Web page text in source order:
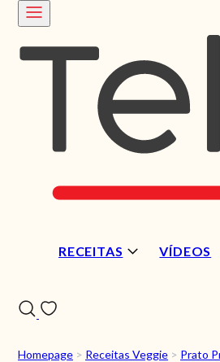
RECEITAS VÍDEOS
Homepage > Receitas Veggie > Prato